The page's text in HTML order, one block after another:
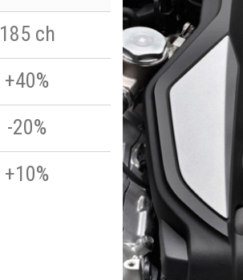
185 ch
+40%
-20%
+10%